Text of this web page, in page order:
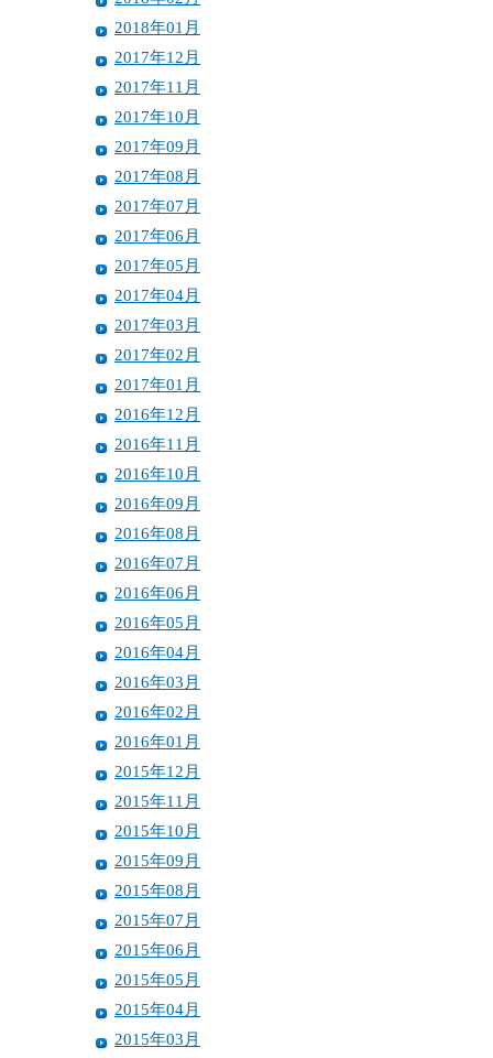
2018年01月
2017年12月
2017年11月
2017年10月
2017年09月
2017年08月
2017年07月
2017年06月
2017年05月
2017年04月
2017年03月
2017年02月
2017年01月
2016年12月
2016年11月
2016年10月
2016年09月
2016年08月
2016年07月
2016年06月
2016年05月
2016年04月
2016年03月
2016年02月
2016年01月
2015年12月
2015年11月
2015年10月
2015年09月
2015年08月
2015年07月
2015年06月
2015年05月
2015年04月
2015年03月